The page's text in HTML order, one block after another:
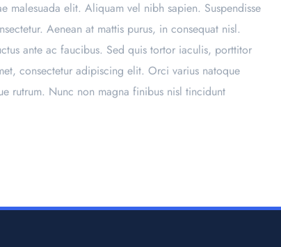
malesuada elit. Aliquam vel nibh sapien. Suspendisse
Aenean at mattis purus, in consequat nisl.
ante ac faucibus. Sed quis tortor iaculis, porttitor
consectetur adipiscing elit. Orci varius natoque
rutrum. Nunc non magna finibus nisl tincidunt